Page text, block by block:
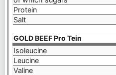
Protein
Salt
GOLD BEEF Pro Tein
Isoleucine
Leucine
Valine